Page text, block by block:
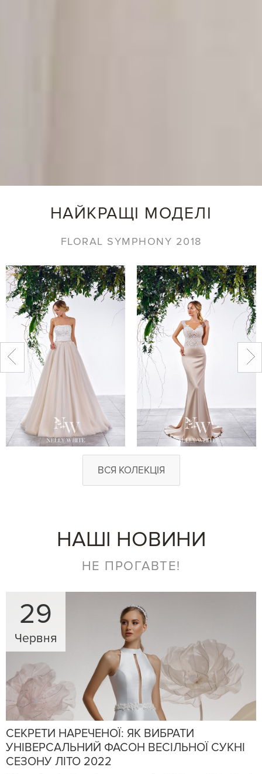
НАЙКРАЩІ МОДЕЛІ
FLORAL SYMPHONY 2018
ВСЯ КОЛЕКЦІЯ
НАШІ НОВИНИ
НЕ ПРОГАВТЕ!
29
Червня
СЕКРЕТИ НАРЕЧЕНОЇ: ЯК ВИБРАТИ
УНІВЕРСАЛЬНИЙ ФАСОН ВЕСІЛЬНОЇ СУКНІ
СЕЗОНУ ЛІТО 2022